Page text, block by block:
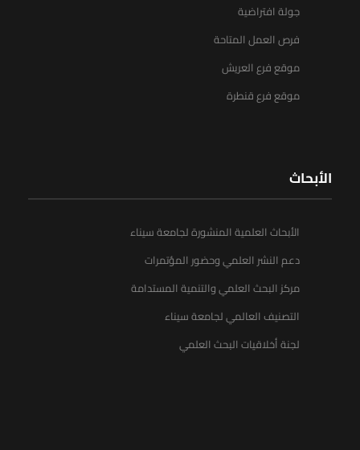
جولة افتراضية
فرص العمل المتاحة
موقع فرع العريش
موقع فرع قنطرة
الأبحاث
الأبحاث العلمية المنشورة لجامعة سيناء
دعم النشر العلمي وحضور المؤتمرات
مركز البحث العلمي والتنمية المستدامة
التصنيف العالمي لجامعة سيناء
لجنة أخلاقيات البحث العلمي